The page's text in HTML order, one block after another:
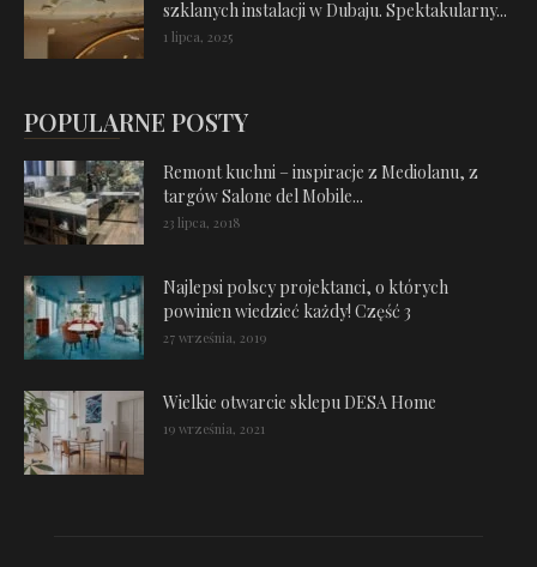
szklanych instalacji w Dubaju. Spektakularny...
1 lipca, 2025
POPULARNE POSTY
Remont kuchni – inspiracje z Mediolanu, z
targów Salone del Mobile...
23 lipca, 2018
Najlepsi polscy projektanci, o których
powinien wiedzieć każdy! Część 3
27 września, 2019
Wielkie otwarcie sklepu DESA Home
19 września, 2021